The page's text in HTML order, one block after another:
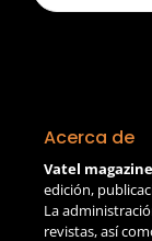
Acerca de
Vatel
edición,
La
revistas, así